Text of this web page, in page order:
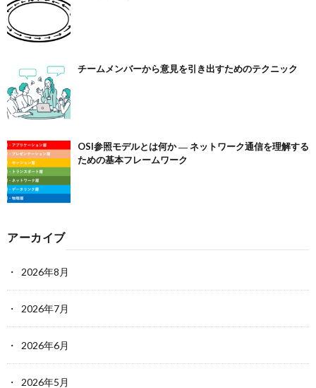
チームメンバーから意見を引き出すためのテクニック
OSI参照モデルとは何か ― ネットワーク通信を理解する
ための基本フレームワーク
アーカイブ
2026年8月
2026年7月
2026年6月
2026年5月